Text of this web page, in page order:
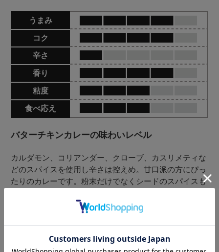
うまみ
コク
辛さ
香り
粘度
食べ応え
バターチキンカレーの味わいレベル
カルダモン、コリアンダー、クローブ、カスリメティな
どのスパイスを使用し辛さは控えめ。甘口派の方にぴっ
たりのカレーです。粉末だけでなくシードのスパイスも
噛むたびにスパイスの風味が広がる仕上がりに。最後ま
その他にも様々なオリジナルカカオカレーを展開してい